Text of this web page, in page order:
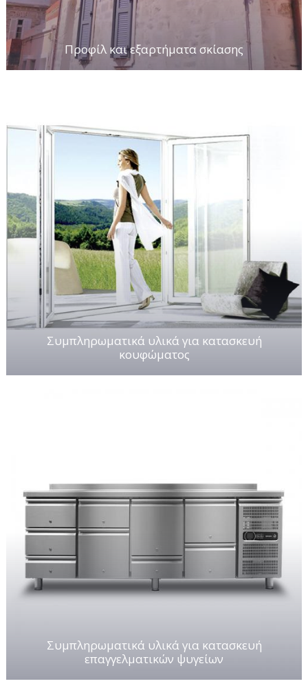
Προφίλ και εξαρτήματα σκίασης
Συμπληρωματικά υλικά για κατασκευή
κουφώματος
Συμπληρωματικά υλικά για κατασκευή
επαγγελματικών ψυγείων